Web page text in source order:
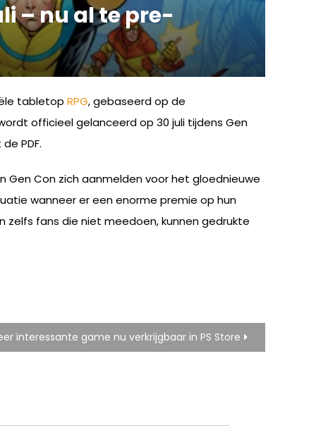
– nu al te pre-
tabletop RPG, gebaseerd op de
officieel gelanceerd op 30 juli tijdens Gen
PDF.
Gen Con zich aanmelden voor het gloednieuwe
wanneer er een enorme premie op hun
zelfs fans die niet meedoen, kunnen gedrukte
interessante game nu verkrijgbaar in PS Store